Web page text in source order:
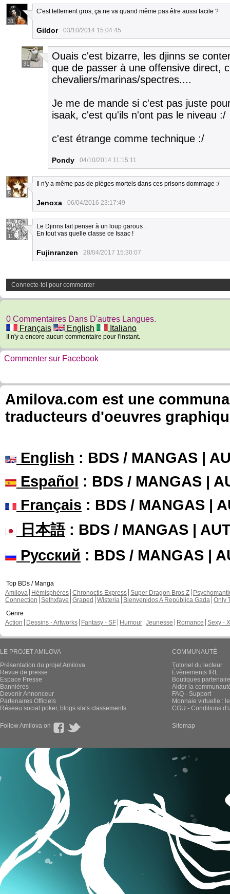
31
C'est tellement gros, ça ne va quand même pas être aussi facile ?
Gildor 03/10/2014 15:04:45
31
Ouais c'est bizarre, les djinns se
que de passer à une offensive direct,
chevaliers/marinas/spectres....
Je me de mande si c'est pas juste
isaak, c'est qu'ils n'ont pas le niveau :/
c'est étrange comme technique :/
Pondy 04/10/2014 11:15:11
5
Il n'y a même pas de pièges mortels dans ces prisons dommage :/
Jenoxa 06/04/2016 23:17:49
11
Le Djinns fait penser à un loup garous .
En tout vas quelle classe ce Isaac !
Fujinranzen 28/04/2017 15:30:07
Connecte-toi pour commenter
0 Commentaires Dans D'autres Langues.
Français
English Italiano
Il n'y a encore aucun commentaire pour l'instant.
Commenter sur Facebook
Amilova.com est une
traducteurs d'oeuvres
English : BDS / MANGAS |
Español : BDS / MANGAS |
Français : BDS / MANGAS |
日本語: BDS / MANGAS |
Русский : BDS / MANGAS |
Top BDs / Manga
Amilova
Hémisphères Chronoctis Express Super Dragon Bros Z
Connection Sethxfaye Graped Wisteria Bienvenidos A República Gada Only
Genre
Action
Dessins - Artworks Fantasy - SF Humour Jeunesse Romance Sexy -
LE PROJET AMILOVA
Présentation du projet Amilova
Revue de presse
Espace Presse
Bannières
Devenir Annonceur
Partenaires Officiels
Réseau social poker, blogs stats classements
COMMUNAUTÉ
Tutoriel du lecteur
Évènements IRL
Boutiques
Aider la
FAQ - Support
Monnaie virtuelle :
CGU - Conditions
Follow Amilova on Sitemap